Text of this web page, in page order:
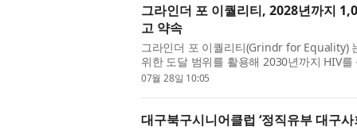
그라인더 포 이퀄리티, 2028년까지
고 약속
그라인더 포 이퀄리티(Grindr for Equality)
위한 도달 범위를 활용해 2030년까지 HIV
까지 1000만명의 LGBTQ+ 사람들을 H...
07월 28일 10:05
대구북구시니어클럽 ‘정직유부 대구사